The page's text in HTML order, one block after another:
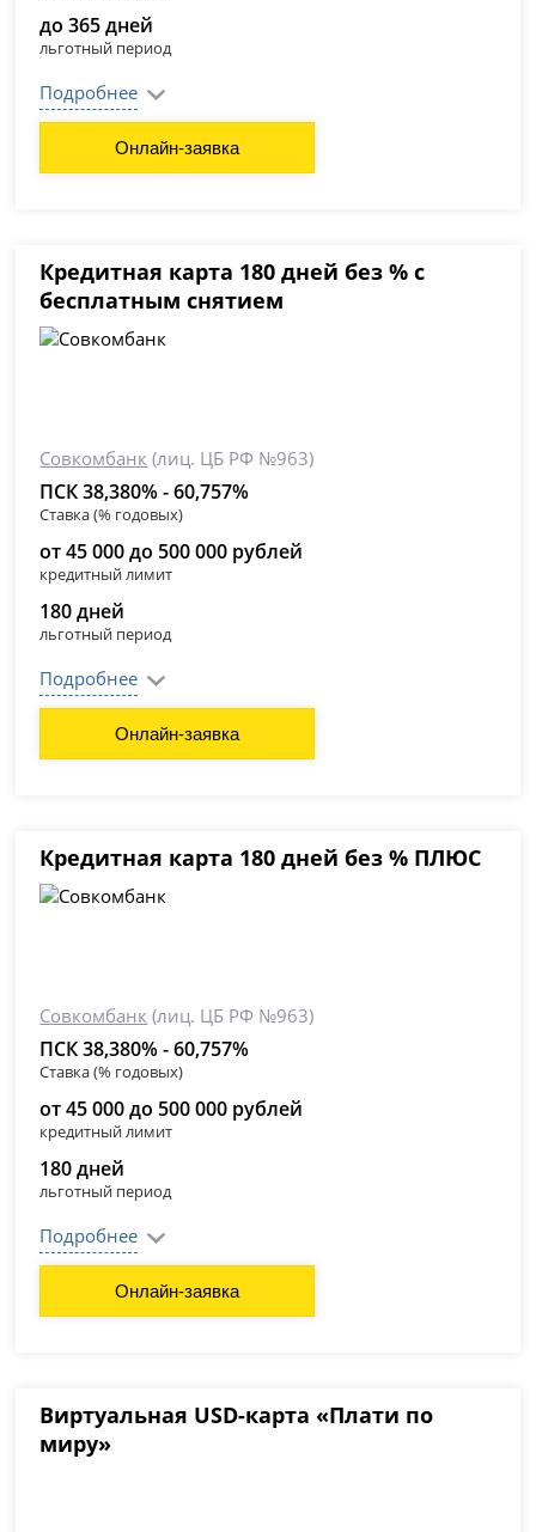
до 365 дней
льготный период
Подробнее
Онлайн-заявка
Кредитная карта 180 дней без % с
бесплатным снятием
Совкомбанк (лиц. ЦБ РФ №963)
ПСК 38,380% - 60,757%
Ставка (% годовых)
от 45 000 до 500 000 рублей
кредитный лимит
180 дней
льготный период
Подробнее
Онлайн-заявка
Кредитная карта 180 дней без % ПЛЮС
Совкомбанк (лиц. ЦБ РФ №963)
ПСК 38,380% - 60,757%
Ставка (% годовых)
от 45 000 до 500 000 рублей
кредитный лимит
180 дней
льготный период
Подробнее
Онлайн-заявка
Виртуальная USD-карта «Плати по
миру»